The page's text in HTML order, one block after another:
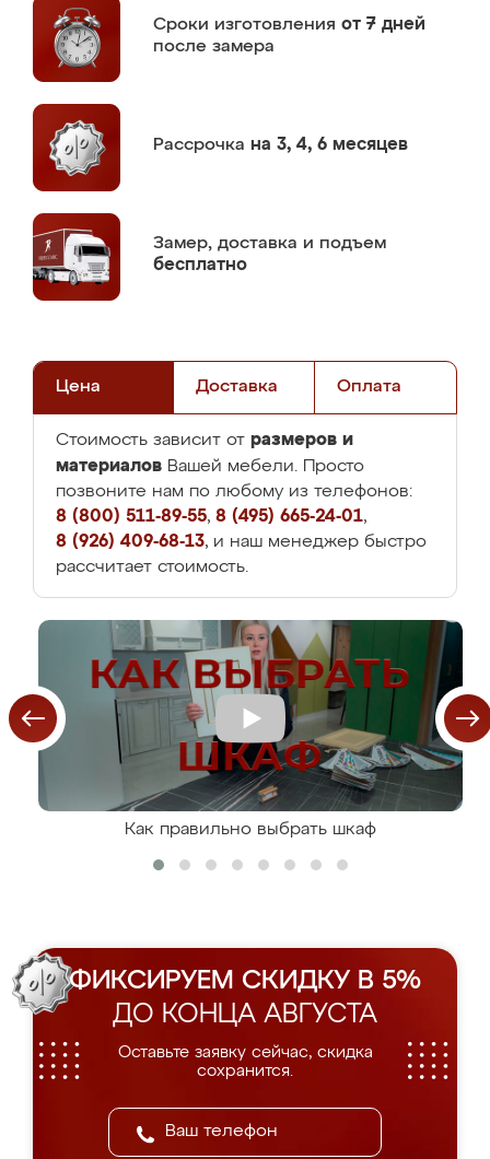
Сроки изготовления от 7 дней
после замера
Рассрочка на 3, 4, 6 месяцев
Замер, доставка и подъем
бесплатно
Цена Доставка Оплата
Стоимость зависит от размеров и
материалов Вашей мебели. Просто
позвоните нам по любому из телефонов:
8 (800) 511-89-55, 8 (495) 665-24-01,
8 (926) 409-68-13, и наш менеджер быстро
рассчитает стоимость.
Как правильно выбрать шкаф
ФИКСИРУЕМ СКИДКУ В 5%
ДО КОНЦА АВГУСТА
Оставьте заявку сейчас, скидка
сохранится.